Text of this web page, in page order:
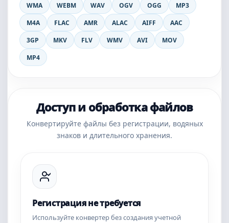
WMA WEBM WAV OGV OGG
MP3
M4A
FLAC AMR ALAC AIFF
AAC
3GP
MKV FLV WMV AVI
MOV
MP4
Доступ и обработка файлов
Конвертируйте файлы без регистрации, водяных
знаков и длительного хранения.
Регистрация не требуется
Используйте конвертер без создания учетной